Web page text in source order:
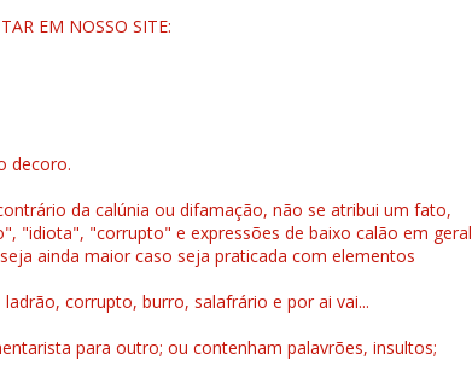
EM NOSSO SITE:
decoro.
da calúnia ou difamação, não se atribui um fato,
"idiota", "corrupto" e expressões de baixo calão em geral
ainda maior caso seja praticada com elementos
corrupto, burro, salafrário e por ai vai...
para outro; ou contenham palavrões, insultos;